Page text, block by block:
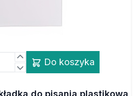
Do koszyka
do pisania plastikowa